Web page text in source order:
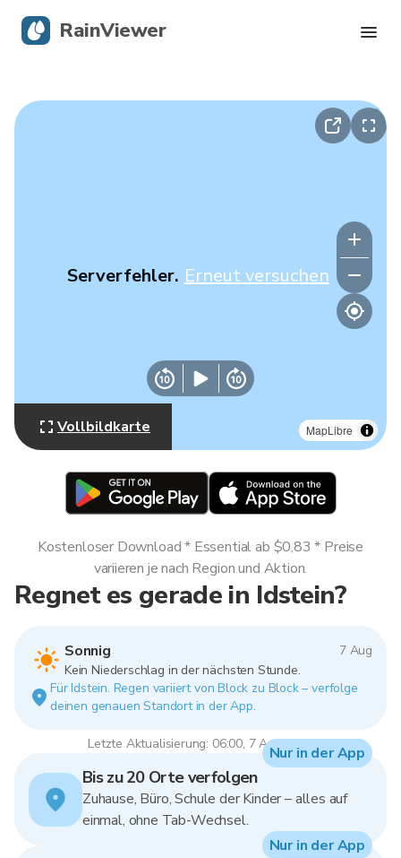
MapLibre
Serverfehler. Erneut versuchen
Vollbildkarte
Regnet es gerade in Idstein?
Sonnig
7 Aug
Kein Niederschlag in der nächsten Stunde.
Für Idstein. Regen variiert von Block zu Block – verfolge
deinen genauen Standort in der App.
Letzte Aktualisierung: 06:00, 7 Aug 2026
Kostenloser Download * Essential ab $0,83 * Preise
variieren je nach Region und Aktion.
Bis zu 20 Orte verfolgen
Zuhause, Büro, Schule der Kinder – alles auf
einmal, ohne Tab-Wechsel.
Nur in der App
Nur in der App
RainViewer